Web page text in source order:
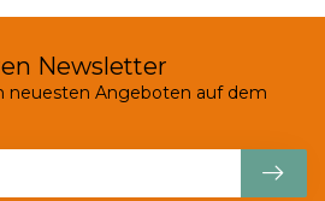
Newsletter
neuesten Angeboten auf dem